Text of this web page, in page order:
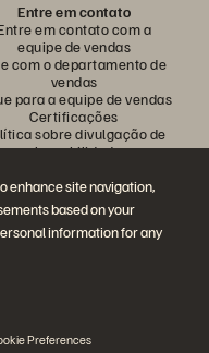
enhance site navigation,
based on your
information for any
Preferences
Entre em contato
em contato com a
equipe de vendas
com o departamento de
vendas
para a equipe de vendas
Certificações
sobre divulgação de
vulnerabilidades
da Everpure
reservados.
Central de confiabilidade